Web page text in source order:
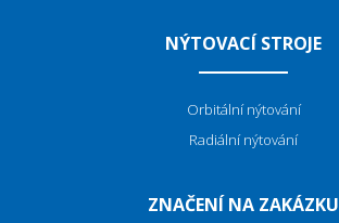
NÝTOVACÍ STROJE
Orbitální nýtování
Radiální nýtování
ZNAČENÍ NA ZAKÁZKU